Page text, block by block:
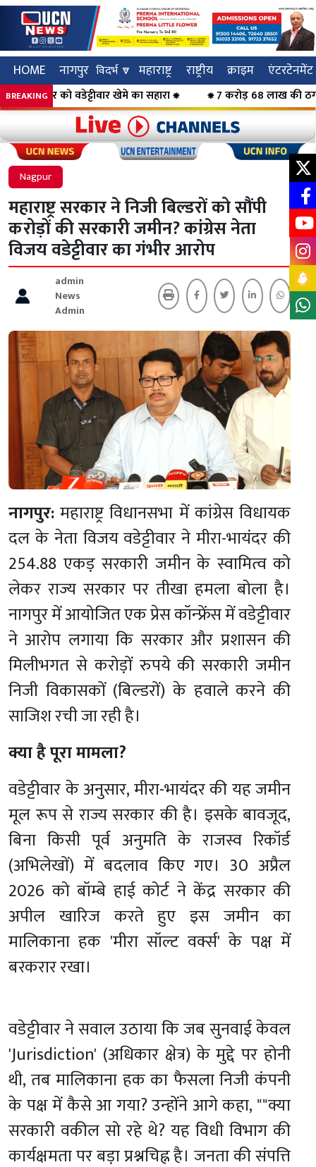
HOME नागपुर विदर्भ 🔽 महाराष्ट्र राष्ट्रीय क्राइम एंटरटेनमेंट
BREAKING
को वडेट्टीवार खेमे का सहारा ⁕ ⁕ 7 करोड़ 68 लाख की ठगी का
Click to visit UCN News Click to
Nagpur
महाराष्ट्र सरकार ने निजी बिल्डरों को सौंपी
करोड़ों की सरकारी जमीन? कांग्रेस नेता
विजय वडेट्टीवार का गंभीर आरोप
admin
News
Admin
नागपुर: महाराष्ट्र विधानसभा में कांग्रेस विधायक
दल के नेता विजय वडेट्टीवार ने मीरा-भायंदर की
254.88 एकड़ सरकारी जमीन के स्वामित्व को
लेकर राज्य सरकार पर तीखा हमला बोला है।
नागपुर में आयोजित एक प्रेस कॉन्फ्रेंस में वडेट्टीवार
ने आरोप लगाया कि सरकार और प्रशासन की
मिलीभगत से करोड़ों रुपये की सरकारी जमीन
निजी विकासकों (बिल्डरों) के हवाले करने की
साजिश रची जा रही है।
क्या है पूरा मामला?
वडेट्टीवार के अनुसार, मीरा-भायंदर की यह जमीन
मूल रूप से राज्य सरकार की है। इसके बावजूद,
बिना किसी पूर्व अनुमति के राजस्व रिकॉर्ड
(अभिलेखों) में बदलाव किए गए। 30 अप्रैल
2026 को बॉम्बे हाई कोर्ट ने केंद्र सरकार की
अपील खारिज करते हुए इस जमीन का
मालिकाना हक 'मीरा सॉल्ट वर्क्स' के पक्ष में
बरकरार रखा।
वडेट्टीवार ने सवाल उठाया कि जब सुनवाई केवल
'Jurisdiction' (अधिकार क्षेत्र) के मुद्दे पर होनी
थी, तब मालिकाना हक का फैसला निजी कंपनी
के पक्ष में कैसे आ गया? उन्होंने आगे कहा, ""क्या
सरकारी वकील सो रहे थे? यह विधी विभाग की
कार्यक्षमता पर बड़ा प्रश्नचिह्न है। जनता की संपत्ति